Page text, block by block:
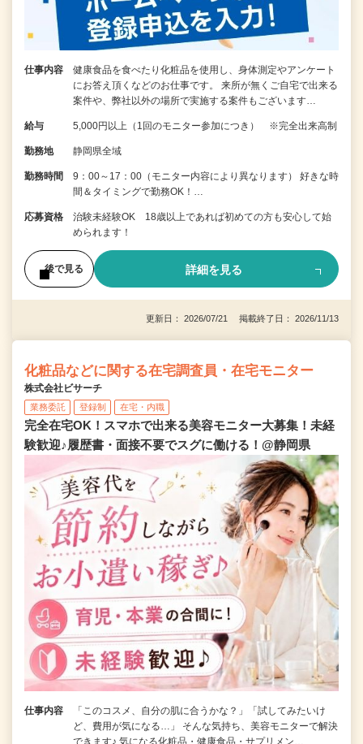
仕事内容
健康食品を食べたり化粧品を使用し、身体測定やアンケート
にお答え頂くなどのお仕事です。 来所が無くご自宅で出来る
案件や、弊社以外の場所で実施する案件もございます…
給与 5,000円以上（1回のモニター参加につき） ※完全出来高制
勤務地 静岡県全域
勤務時間
9：00～17：00（モニター内容により異なります） 好きな時
間＆タイミングで勤務OK！…
応募資格
治験未経験OK 18歳以上であれば初めての方も安心して始
められます！
後で見る 詳細を見る
更新日： 2026/07/21 掲載終了日： 2026/11/13
化粧品などに関する在宅調査員・在宅モニター
株式会社ビサーチ
業務委託 登録制 在宅・内職
完全在宅OK！スマホで出来る美容モニター大募集！未経
験歓迎♪履歴書・面接不要でスグに働ける！@静岡県
仕事内容
「このコスメ、自分の肌に合うかな？」「試してみたいけ
ど、費用が気になる…」 そんな気持ち、美容モニターで解決